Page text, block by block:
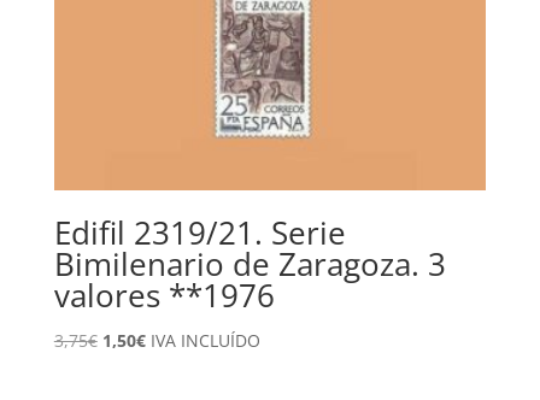
Edifil 2319/21. Serie
Bimilenario de Zaragoza. 3
valores **1976
3,75€ El
1,50€ElIVA INCLUÍDO